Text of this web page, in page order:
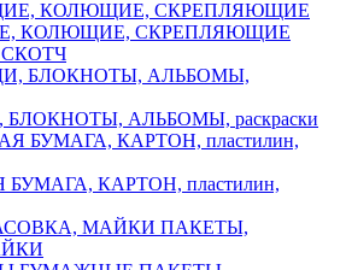
КОЛЮЩИЕ, СКРЕПЛЯЮЩИЕ
СКОТЧ
БЛОКНОТЫ, АЛЬБОМЫ, раскраски
КАРТОН, пластилин,
ПАКЕТЫ,